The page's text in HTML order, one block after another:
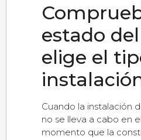
estado
elige el
Cuando la instalación
no se lleva a cabo en
momento que la